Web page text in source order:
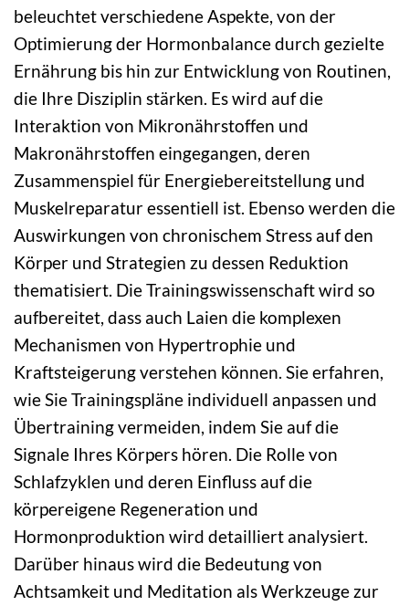
beleuchtet verschiedene Aspekte, von der
Optimierung der Hormonbalance durch gezielte
Ernährung bis hin zur Entwicklung von Routinen,
die Ihre Disziplin stärken. Es wird auf die
Interaktion von Mikronährstoffen und
Makronährstoffen eingegangen, deren
Zusammenspiel für Energiebereitstellung und
Muskelreparatur essentiell ist. Ebenso werden die
Auswirkungen von chronischem Stress auf den
Körper und Strategien zu dessen Reduktion
thematisiert. Die Trainingswissenschaft wird so
aufbereitet, dass auch Laien die komplexen
Mechanismen von Hypertrophie und
Kraftsteigerung verstehen können. Sie erfahren,
wie Sie Trainingspläne individuell anpassen und
Übertraining vermeiden, indem Sie auf die
Signale Ihres Körpers hören. Die Rolle von
Schlafzyklen und deren Einfluss auf die
körpereigene Regeneration und
Hormonproduktion wird detailliert analysiert.
Darüber hinaus wird die Bedeutung von
Achtsamkeit und Meditation als Werkzeuge zur